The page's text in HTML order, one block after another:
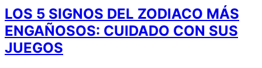
LOS 5 SIGNOS DEL ZODIACO MÁS
ENGAÑOSOS: CUIDADO CON SUS
JUEGOS